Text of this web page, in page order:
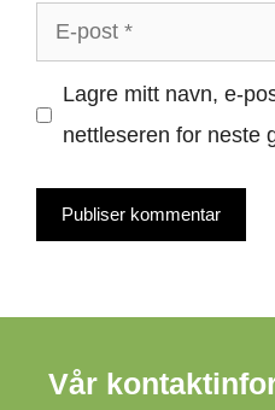
post
Lagre mitt navn, e-
nettleseren for neste
Vår